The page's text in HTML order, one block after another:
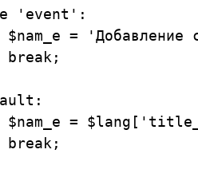
'event':
$nam_e = 'Добавление
break;
$nam_e =
break;